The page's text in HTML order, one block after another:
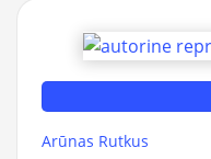
Arūnas Rutkus